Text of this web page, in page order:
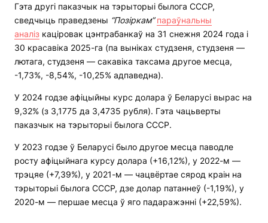
Гэта другі паказчык на тэрыторыі былога СССР,
сведчыць праведзены “Позіркам” параўнальны
аналіз каціровак цэнтрабанкаў на 31 снежня 2024 года і
30 красавіка 2025-га (па выніках студзеня, студзеня —
лютага, студзеня — сакавіка таксама другое месца,
-1,73%, -8,54%, -10,25% адпаведна).
У 2024 годзе афіцыйны курс долара ў Беларусі вырас на
9,32% (з 3,1775 да 3,4735 рубля). Гэта чацьверты
паказчык на тэрыторыі былога СССР.
У 2023 годзе ў Беларусі было другое месца паводле
росту афіцыйнага курсу долара (+16,12%), у 2022-м —
трэцяе (+7,39%), у 2021-м — чацвёртае сярод краін на
тэрыторыі былога СССР, дзе долар патаннеў (-1,19%), у
2020-м — першае месца ў яго падаражэнні (+22,59%).